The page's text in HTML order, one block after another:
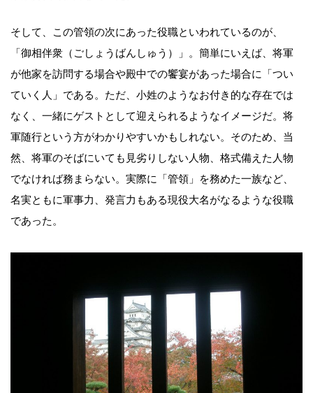
そして、この管領の次にあった役職といわれているのが、
「御相伴衆（ごしょうばんしゅう）」。簡単にいえば、将軍
が他家を訪問する場合や殿中での饗宴があった場合に「つい
ていく人」である。ただ、小姓のようなお付き的な存在では
なく、一緒にゲストとして迎えられるようなイメージだ。将
軍随行という方がわかりやすいかもしれない。そのため、当
然、将軍のそばにいても見劣りしない人物、格式備えた人物
でなければ務まらない。実際に「管領」を務めた一族など、
名実ともに軍事力、発言力もある現役大名がなるような役職
であった。